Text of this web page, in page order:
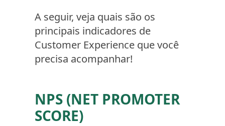
A seguir, veja quais são os
principais indicadores de
Customer Experience que você
precisa acompanhar!
NPS (NET PROMOTER
SCORE)